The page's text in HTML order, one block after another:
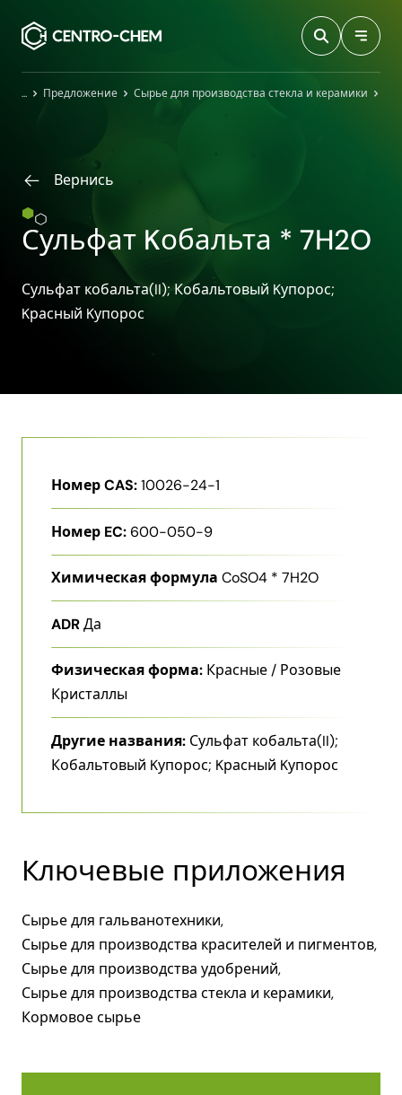
ГлавнаяПредложение Сырье для производства стекла и керамики
Вернись
Сульфат Kобальта * 7H2O
Сульфат кобальта(II); Кобальтовый Kупорос;
Kрасный Kупорос
Номер CAS:10026-24-1
Номер EC:600-050-9
Химическая формула CoSO4 * 7H2O
ADRДа
Физическая форма: Красные / Розовые
Кристаллы
Другие названия: Сульфат кобальта(II);
Кобальтовый Kупорос; Kрасный Kупорос
Ключевые приложения
Сырье для гальванотехники,
Сырье для производства красителей и пигментов,
Сырье для производства удобрений,
Сырье для производства стекла и керамики,
Кормовое сырье